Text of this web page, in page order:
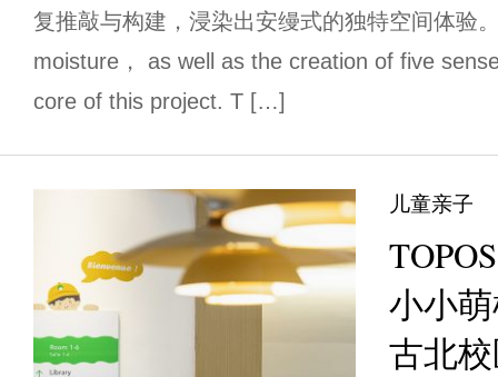
复推敲与构建，浸染出安缦式的独特空间体验
moisture， as well as the creation of five
core of this project. T […]
儿童亲子
小小
古北